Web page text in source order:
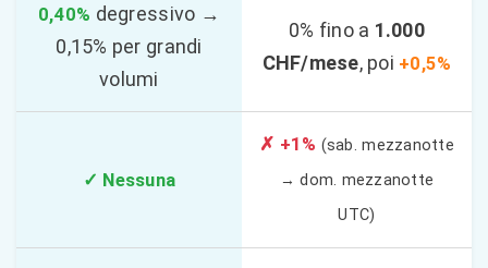
0,40% degressivo →
0,15% per grandi
volumi
0% fino a 1.000
CHF/mese, poi +0,5%
✓ Nessuna
✗ +1% (sab. mezzanotte
→ dom. mezzanotte
UTC)